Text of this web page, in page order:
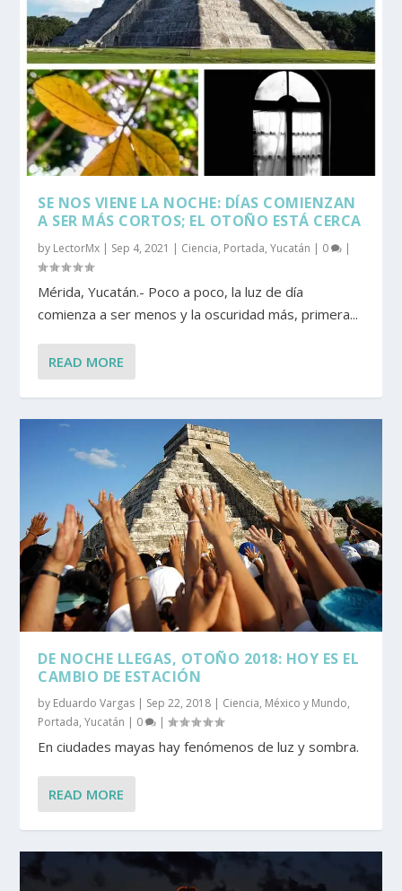
SE NOS VIENE LA NOCHE: DÍAS COMIENZAN
A SER MÁS CORTOS; EL OTOÑO ESTÁ CERCA
by LectorMx | Sep 4, 2021 | Ciencia, Portada,Yucatán | 0 |
Mérida, Yucatán.- Poco a poco, la luz de día
comienza a ser menos y la oscuridad más, primera...
READ MORE
DE NOCHE LLEGAS, OTOÑO 2018: HOY ES EL
CAMBIO DE ESTACIÓN
by Eduardo Vargas | Sep 22, 2018 | Ciencia, México y Mundo,
Portada,Yucatán | 0 |
En ciudades mayas hay fenómenos de luz y sombra.
READ MORE